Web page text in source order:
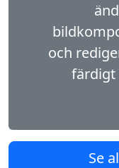
och
färdigt
Se